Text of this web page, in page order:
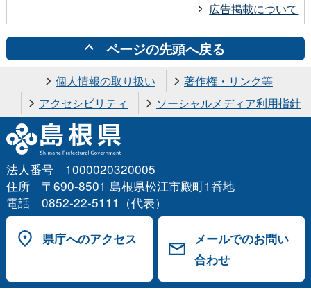
広告掲載について
ページの先頭へ戻る
個人情報の取り扱い
著作権・リンク等
アクセシビリティ
ソーシャルメディア利用指針
法人番号 1000020320005
住所 〒690-8501 島根県松江市殿町1番地
電話 0852-22-5111（代表）
県庁へのアクセス
メールでのお問い
合わせ